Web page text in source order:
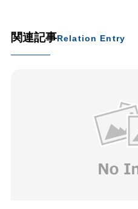
関連記事Relation Entry